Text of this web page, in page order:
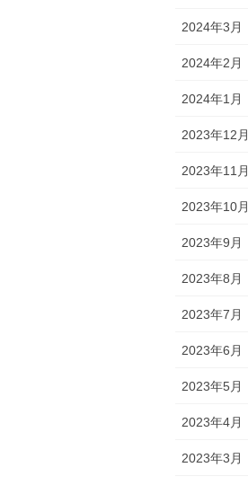
2024年3月
2024年2月
2024年1月
2023年12月
2023年11月
2023年10月
2023年9月
2023年8月
2023年7月
2023年6月
2023年5月
2023年4月
2023年3月